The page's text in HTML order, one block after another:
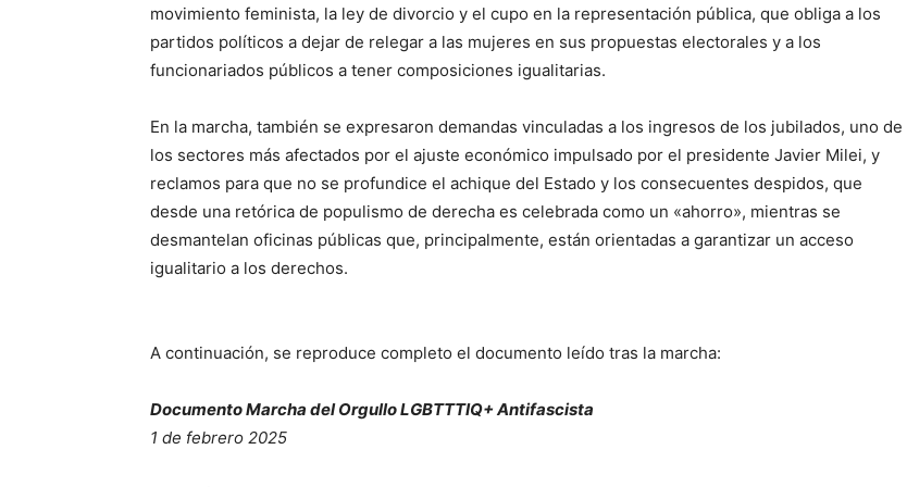
movimiento feminista, la ley de divorcio y el cupo en la representación pública, que obliga a los
partidos políticos a dejar de relegar a las mujeres en sus propuestas electorales y a los
funcionariados públicos a tener composiciones igualitarias.
En la marcha, también se expresaron demandas vinculadas a los ingresos de los jubilados, uno de
los sectores más afectados por el ajuste económico impulsado por el presidente Javier Milei, y
reclamos para que no se profundice el achique del Estado y los consecuentes despidos, que
desde una retórica de populismo de derecha es celebrada como un «ahorro», mientras se
desmantelan oficinas públicas que, principalmente, están orientadas a garantizar un acceso
igualitario a los derechos.
A continuación, se reproduce completo el documento leído tras la marcha:
Documento Marcha del Orgullo LGBTTTIQ+ Antifascista
1 de febrero 2025